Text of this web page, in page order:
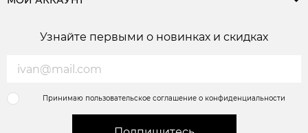
Узнайте первыми о новинках и скидках
Принимаю пользовательское соглашение о конфиденциальности